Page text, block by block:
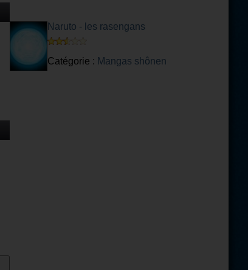
Naruto - les rasengans
Catégorie : Mangas shônen